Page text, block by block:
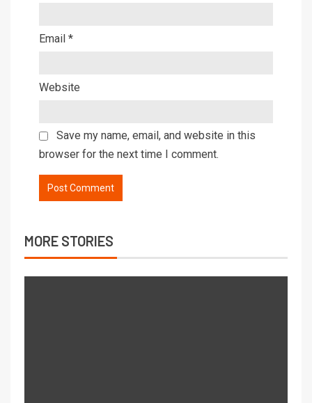
Email *
Website
Save my name, email, and website in this
browser for the next time I comment.
MORE STORIES